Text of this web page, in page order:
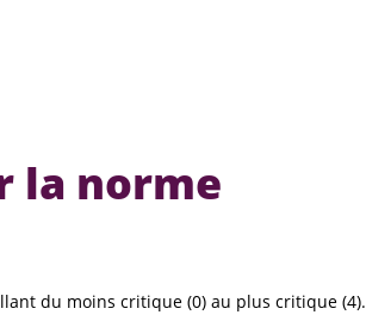
la norme
du moins critique (0) au plus critique (4).